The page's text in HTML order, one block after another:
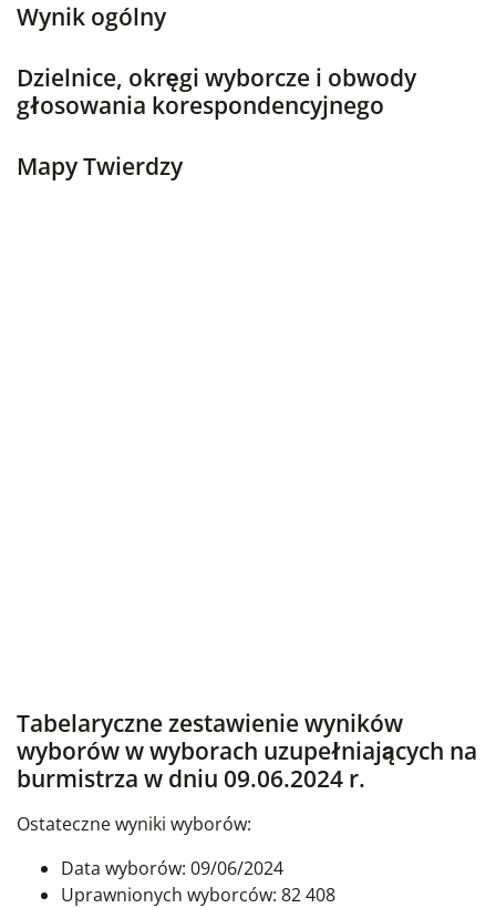
Wynik ogólny
Dzielnice, okręgi wyborcze i obwody
głosowania korespondencyjnego
Mapy Twierdzy
Tabelaryczne zestawienie wyników
wyborów w wyborach uzupełniających na
burmistrza w dniu 09.06.2024 r.
Ostateczne wyniki wyborów:
Data wyborów: 09/06/2024
Uprawnionych wyborców: 82 408